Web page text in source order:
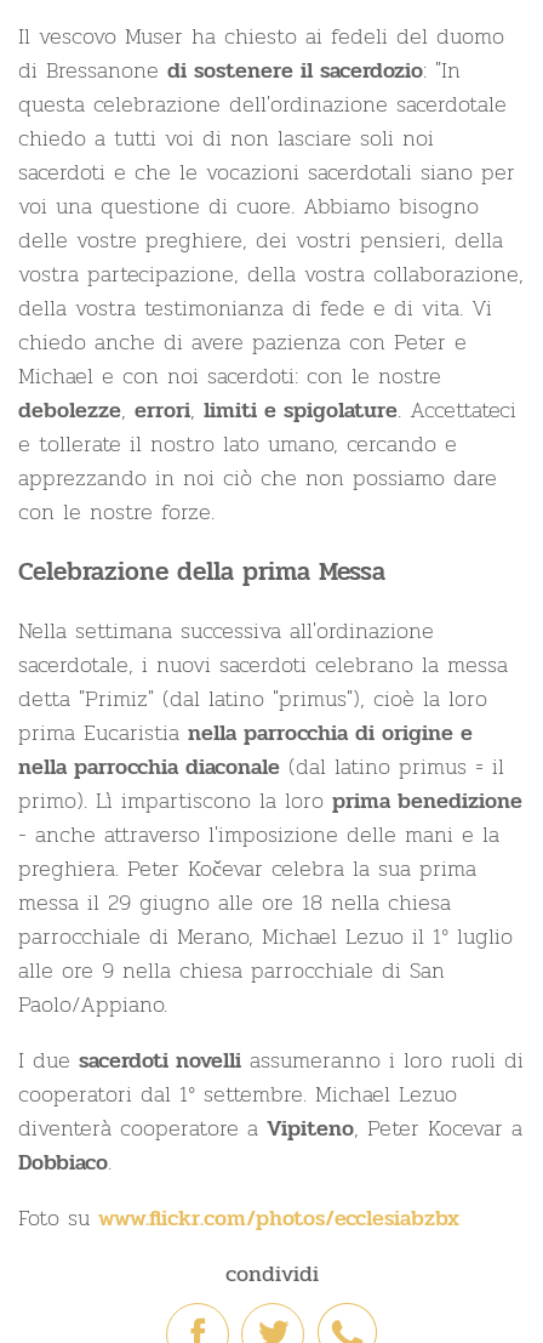
Il vescovo Muser ha chiesto ai fedeli del duomo
di Bressanone di sostenere il sacerdozio: "In
questa celebrazione dell'ordinazione sacerdotale
chiedo a tutti voi di non lasciare soli noi
sacerdoti e che le vocazioni sacerdotali siano per
voi una questione di cuore. Abbiamo bisogno
delle vostre preghiere, dei vostri pensieri, della
vostra partecipazione, della vostra collaborazione,
della vostra testimonianza di fede e di vita. Vi
chiedo anche di avere pazienza con Peter e
Michael e con noi sacerdoti: con le nostre
debolezze, errori, limiti e spigolature. Accettateci
e tollerate il nostro lato umano, cercando e
apprezzando in noi ciò che non possiamo dare
con le nostre forze.
Celebrazione della prima Messa
Nella settimana successiva all'ordinazione
sacerdotale, i nuovi sacerdoti celebrano la messa
detta "Primiz" (dal latino "primus"), cioè la loro
prima Eucaristia nella parrocchia di origine e
nella parrocchia diaconale (dal latino primus = il
primo). Lì impartiscono la loro prima benedizione
- anche attraverso l'imposizione delle mani e la
preghiera. Peter Kočevar celebra la sua prima
messa il 29 giugno alle ore 18 nella chiesa
parrocchiale di Merano, Michael Lezuo il 1° luglio
alle ore 9 nella chiesa parrocchiale di San
Paolo/Appiano.
I due sacerdoti novelli assumeranno i loro ruoli di
cooperatori dal 1° settembre. Michael Lezuo
diventerà cooperatore a Vipiteno, Peter Kocevar a
Dobbiaco.
Foto su www.flickr.com/photos/ecclesiabzbx
condividi